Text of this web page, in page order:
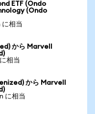
ETF (Ondo
(Ondo
相当
から Marvell
相当
から Marvell
に相当